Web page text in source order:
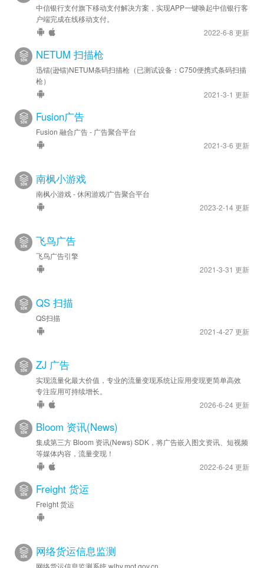
中信银行支付旗下移动支付解决方案，实现APP一键唤起中信银行客
户端完成在线移动支付。
2022-6-8 更新
NETUM 扫描枪
迅镭(逊镭)NETUM条码扫描枪（已测试设备：C750便携式条码扫描
枪）
2021-3-1 更新
Fusion广告
Fusion 融合广告 - 广告聚合平台
2021-3-6 更新
南枫小游戏
南枫小游戏 - 休闲游戏/广告聚合平台
2023-2-14 更新
飞鸟广告
飞鸟广告引擎
2021-3-31 更新
QS 扫描
QS扫描
2021-4-27 更新
ZJ 广告
实现流量化最大价值，专业的流量变现系统让应用变现更简单高效
专注应用可持续增长。
2026-6-24 更新
Bloom 资讯(News)
集成第三方 Bloom 资讯(News) SDK，将广告嵌入图文资讯、短视频
等媒体内容，流量变现！
2022-6-24 更新
Freight 货运
Freight 货运
网络货运信息监测
网络货运信息监测系统 wlhy.mot.gov.cn